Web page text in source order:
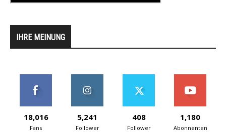
IHRE MEINUNG
18,016
Fans
5,241
Follower
408
Follower
1,180
Abonnenten